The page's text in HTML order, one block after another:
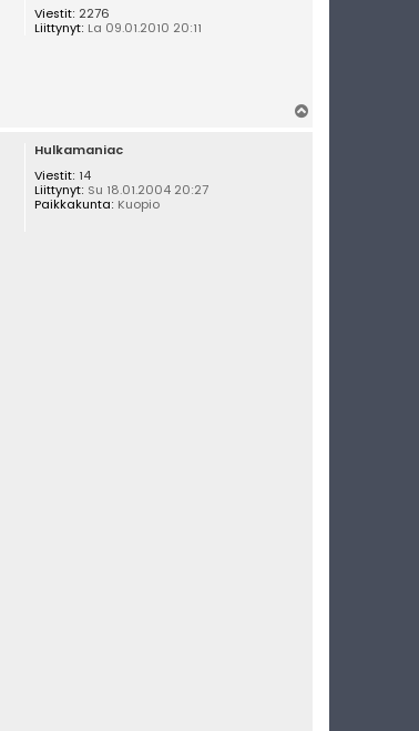
Viestit: 2276
Liittynyt: La 09.01.2010 20:11
Hulkamaniac
Viestit: 14
Liittynyt: Su 18.01.2004 20:27
Paikkakunta: Kuopio